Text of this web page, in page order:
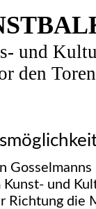
und
den
Kunst- und
Richtung die